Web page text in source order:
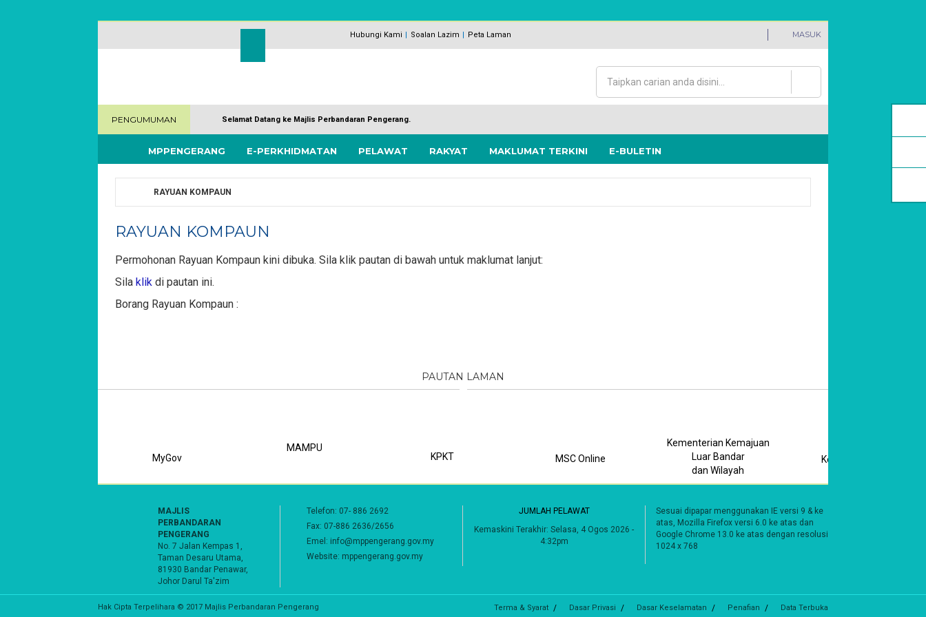
Hubungi Kami Soalan Lazim Peta Laman MASUK
Borang carian
Carian
PENGUMUMAN Selamat Datang ke Majlis Perbandaran Pengerang.
MPPENGERANG E-PERKHIDMATAN PELAWAT RAKYAT MAKLUMAT TERKINI E-BULETIN
Anda di sini
RAYUAN KOMPAUN
RAYUAN KOMPAUN
Permohonan Rayuan Kompaun kini dibuka. Sila klik pautan di bawah untuk maklumat lanjut:
Sila klik di pautan ini.
Borang Rayuan Kompaun :
PAUTAN LAMAN
MyGov
MAMPU
KPKT
MSC Online
Kementerian Kemajuan
Luar Bandar
dan Wilayah
Kerajaan Negeri
MAJLIS
PERBANDARAN
PENGERANG
No. 7 Jalan Kempas 1,
Taman Desaru Utama,
81930 Bandar Penawar,
Johor Darul Ta'zim
Telefon: 07- 886 2692
Fax: 07-886 2636/2656
Emel: info@mppengerang.gov.my
Website: mppengerang.gov.my
JUMLAH PELAWAT
Kemaskini Terakhir:Selasa, 4 Ogos 2026 -
Sesuai dipapar menggunakan IE versi 9 & ke
atas, Mozilla Firefox versi 6.0 ke atas dan
Google Chrome 13.0 ke atas dengan resolusi
1024 x 768
Hak Cipta Terpelihara © 2017 Majlis Perbandaran Pengerang Terma & Syarat Dasar Privasi Dasar Keselamatan Penafian Data Terbuka